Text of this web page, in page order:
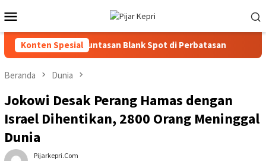
ke
kontenMobile
Konten Spesial
Percepat Penuntasan Blank Spot di Perbatasan
Beranda Dunia
Jokowi Desak Perang Hamas dengan
Israel Dihentikan, 2800 Orang Meninggal
Dunia
Pijarkepri.com